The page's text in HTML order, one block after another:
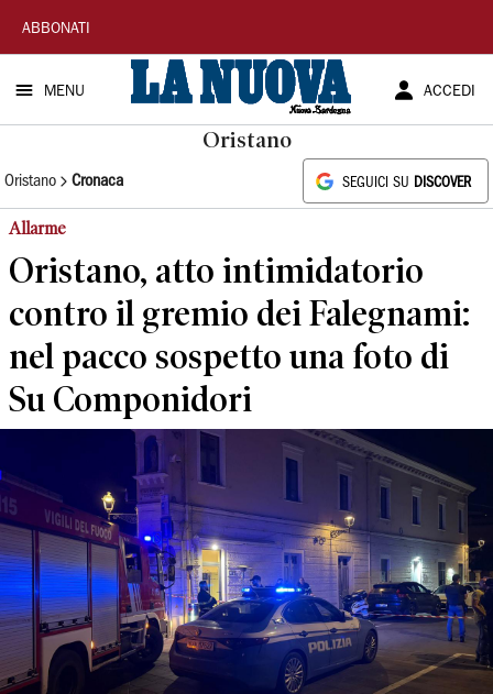
La
Nuova
Sardegna
ABBONATI
MENU ACCEDI
Oristano
Oristano Cronaca SEGUICI SU DISCOVER
Allarme
Oristano, atto intimidatorio
contro il gremio dei Falegnami:
nel pacco sospetto una foto di
Su Componidori